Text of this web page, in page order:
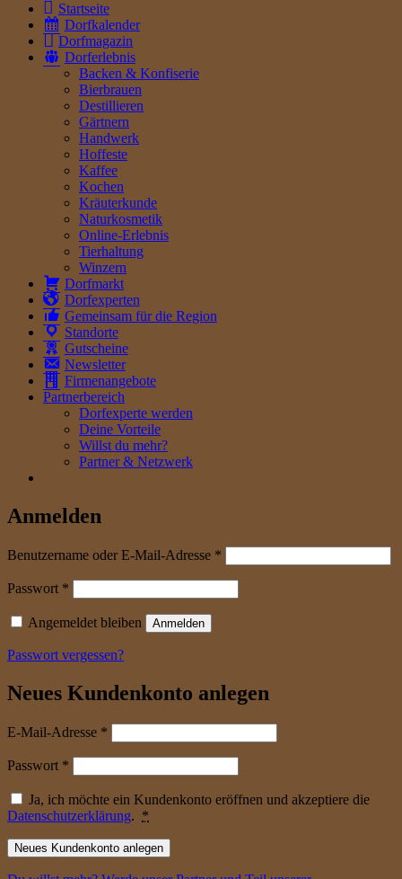
Startseite
Dorfkalender
Dorfmagazin
Dorferlebnis
Backen & Konfiserie
Bierbrauen
Destillieren
Gärtnern
Handwerk
Hoffeste
Kaffee
Kochen
Kräuterkunde
Naturkosmetik
Online-Erlebnis
Tierhaltung
Winzern
Dorfmarkt
Dorfexperten
Gemeinsam für die Region
Standorte
Gutscheine
Newsletter
Firmenangebote
Partnerbereich
Dorfexperte werden
Deine Vorteile
Willst du mehr?
Partner & Netzwerk
Anmelden
Benutzername oder E-Mail-Adresse *
Passwort *
Angemeldet bleiben Anmelden
Passwort vergessen?
Neues Kundenkonto anlegen
E-Mail-Adresse *
Passwort *
Ja, ich möchte ein Kundenkonto eröffnen und akzeptiere die
Datenschutzerklärung. *
Neues Kundenkonto anlegen